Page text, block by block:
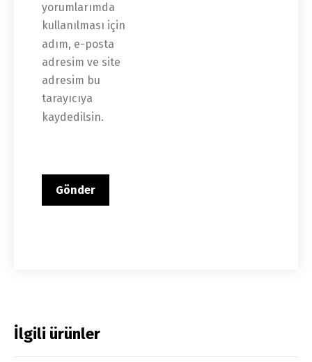
yorumlarımda
kullanılması için
adım, e-posta
adresim ve site
adresim bu
tarayıcıya
kaydedilsin.
İlgili ürünler